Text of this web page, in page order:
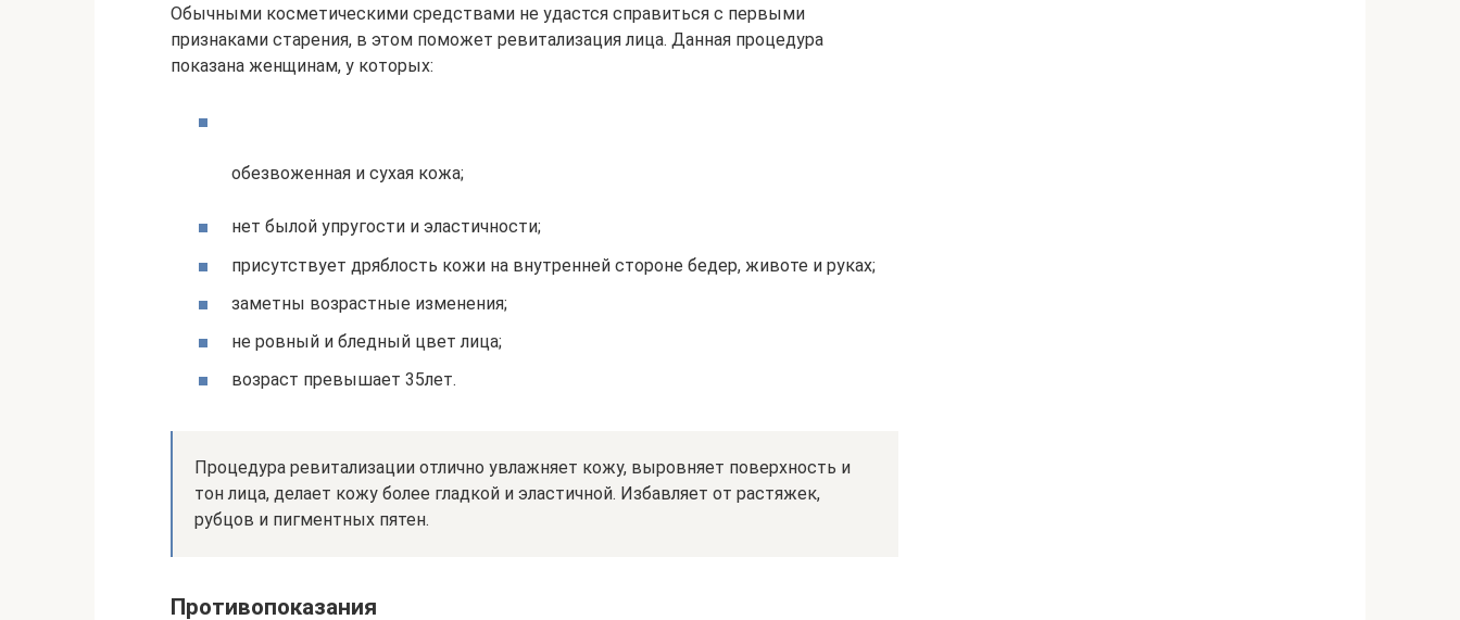
Обычными косметическими средствами не удастся справиться с первыми
признаками старения, в этом поможет ревитализация лица. Данная процедура
показана женщинам, у которых:
обезвоженная и сухая кожа;
нет былой упругости и эластичности;
присутствует дряблость кожи на внутренней стороне бедер, животе и руках;
заметны возрастные изменения;
не ровный и бледный цвет лица;
возраст превышает 35лет.
Процедура ревитализации отлично увлажняет кожу, выровняет поверхность и
тон лица, делает кожу более гладкой и эластичной. Избавляет от растяжек,
рубцов и пигментных пятен.
Противопоказания